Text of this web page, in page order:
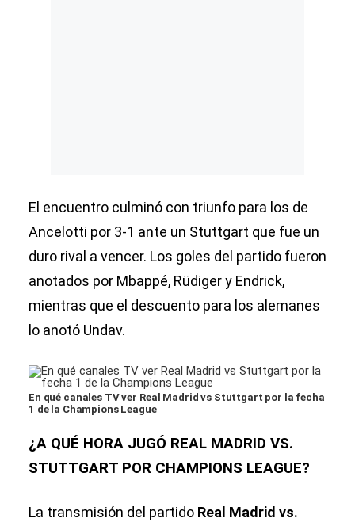
El encuentro culminó con triunfo para los de
Ancelotti por 3-1 ante un Stuttgart que fue un
duro rival a vencer. Los goles del partido fueron
anotados por Mbappé, Rüdiger y Endrick,
mientras que el descuento para los alemanes
lo anotó Undav.
En qué canales TV ver Real Madrid vs Stuttgart por la fecha
1 de la Champions League
¿A QUÉ HORA JUGÓ REAL MADRID VS.
STUTTGART POR CHAMPIONS LEAGUE?
La transmisión del partido Real Madrid vs.